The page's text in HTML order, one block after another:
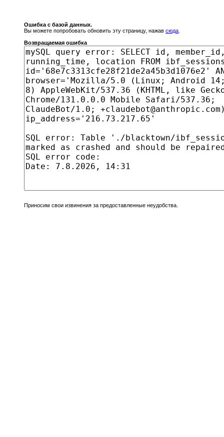
Ошибка с базой данных.
Вы можете попробовать обновить эту страницу, нажав сюда
Возвращаемая ошибка
Приносим свои извинения за предоставленные неудобства.